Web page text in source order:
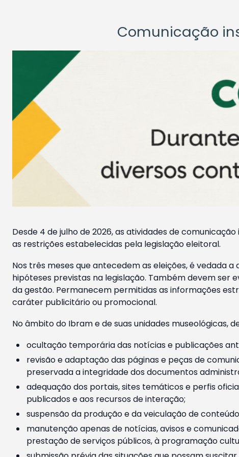
Comunicação
Desde 4 de julho de 2026, as atividades de
as restrições estabelecidas pela legislação eleitoral.
Nos três meses que antecedem as eleições, é vedada
hipóteses previstas na legislação. Também devem ser
da gestão. Permanecem permitidas as informações
caráter publicitário ou promocional.
No âmbito do Ibram e de suas unidades museológicas,
ocultação temporária das notícias e publicações
revisão e adaptação das páginas e peças de
preservada a integridade dos documentos
adequação dos portais, sites temáticos e perfis
publicados e aos recursos de interação;
suspensão da produção e da veiculação de
manutenção apenas de notícias, avisos e
prestação de serviços públicos, à programação